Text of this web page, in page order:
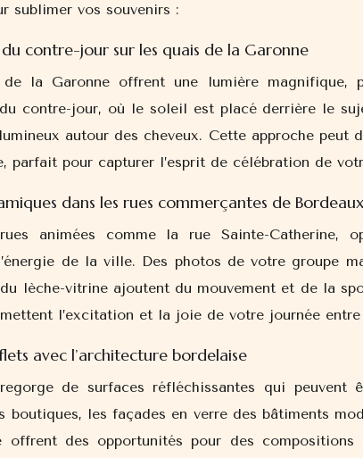
sublimer vos souvenirs :
contre-jour sur les quais de la Garonne
de la Garonne offrent une lumière magnifique,
contre-jour, où le soleil est placé derrière le
autour des cheveux. Cette approche peut
parfait pour capturer l’esprit de célébration de
dans les rues commerçantes de Bordeaux
animées comme la rue Sainte-Catherine,
de la ville. Des photos de votre groupe
lèche-vitrine ajoutent du mouvement et de la
l’excitation et la joie de votre journée
avec l’architecture bordelaise
de surfaces réfléchissantes qui peuvent
boutiques, les façades en verre des bâtiments
offrent des opportunités pour des